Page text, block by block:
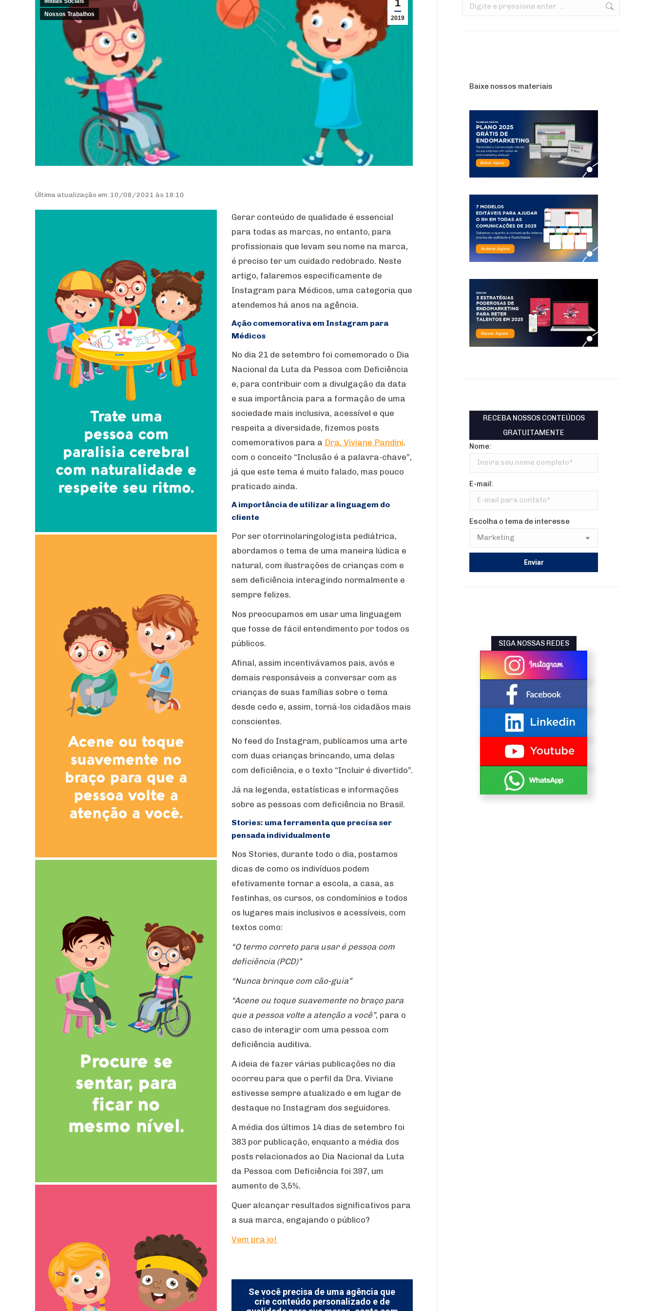
1
2019
Nossos Trabalhos
Última atualização em: 10/08/2021 às 18:10
Gerar conteúdo de qualidade é essencial
para todas as marcas, no entanto, para
profissionais que levam seu nome na marca,
é preciso ter um cuidado redobrado. Neste
artigo, falaremos especificamente de
Instagram para Médicos, uma categoria que
atendemos há anos na agência.
Ação comemorativa em Instagram para
Médicos
No dia 21 de setembro foi comemorado o Dia
Nacional da Luta da Pessoa com Deficiência
e, para contribuir com a divulgação da data
e sua importância para a formação de uma
sociedade mais inclusiva, acessível e que
respeita a diversidade, fizemos posts
comemorativos para a Dra. Viviane Pandini.
com o conceito “Inclusão é a palavra-chave”,
já que este tema é muito falado, mas pouco
praticado ainda.
A importância de utilizar a linguagem do
cliente
Por ser otorrinolaringologista pediátrica,
abordamos o tema de uma maneira lúdica e
natural, com ilustrações de crianças com e
sem deficiência interagindo normalmente e
sempre felizes.
Nos preocupamos em usar uma linguagem
que fosse de fácil entendimento por todos os
públicos.
Afinal, assim incentivávamos pais, avós e
demais responsáveis a conversar com as
crianças de suas famílias sobre o tema
desde cedo e, assim, torná-los cidadãos mais
conscientes.
No feed do Instagram, publicamos uma arte
com duas crianças brincando, uma delas
com deficiência, e o texto “Incluir é divertido”.
Já na legenda, estatísticas e informações
sobre as pessoas com deficiência no Brasil.
Stories: uma ferramenta que precisa ser
pensada individualmente
Nos Stories, durante todo o dia, postamos
dicas de como os indivíduos podem
efetivamente tornar a escola, a casa, as
festinhas, os cursos, os condomínios e todos
os lugares mais inclusivos e acessíveis, com
textos como:
“O termo correto para usar é pessoa com
deficiência (PCD)”
“Nunca brinque com cão-guia”
“Acene ou toque suavemente no braço para
que a pessoa volte a atenção a você”, para o
caso de interagir com uma pessoa com
deficiência auditiva.
A ideia de fazer várias publicações no dia
ocorreu para que o perfil da Dra. Viviane
estivesse sempre atualizado e em lugar de
destaque no Instagram dos seguidores.
A média dos últimos 14 dias de setembro foi
383 por publicação, enquanto a média dos
posts relacionados ao Dia Nacional da Luta
da Pessoa com Deficiência foi 397, um
aumento de 3,5%.
Quer alcançar resultados significativos para
a sua marca, engajando o público?
Vem pra io!
Se você precisa de uma agência que
crie conteúdo personalizado e de
Search:
Baixe nossos materiais
RECEBA NOSSOS CONTEÚDOS
GRATUITAMENTE
Nome:
E-mail:
Escolha o tema de interesse
SIGA NOSSAS REDES